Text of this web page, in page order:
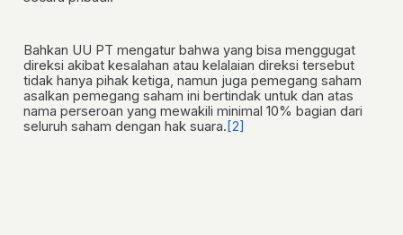
Bahkan UU PT mengatur bahwa yang bisa menggugat
direksi akibat kesalahan atau kelalaian direksi tersebut
tidak hanya pihak ketiga, namun juga pemegang saham
asalkan pemegang saham ini bertindak untuk dan atas
nama perseroan yang mewakili minimal 10% bagian dari
seluruh saham dengan hak suara. [2]